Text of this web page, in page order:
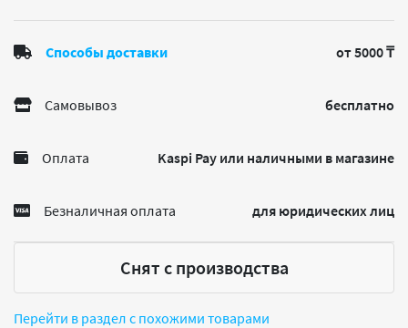
Способы доставки от 5000 ₸
Самовывоз бесплатно
Оплата Kaspi Pay или наличными в магазине
Безналичная оплата для юридических лиц
Снят с производства
Перейти в раздел с похожими товарами